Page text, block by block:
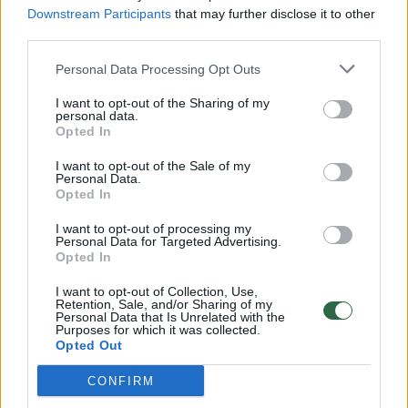
Downstream Participants that may further disclose it to other
Personal Data Processing Opt Outs
I want to opt-out of the Sharing of my
personal data.
Opted In
I want to opt-out of the Sale of my
Personal Data.
Opted In
I want to opt-out of processing my
Personal Data for Targeted Advertising.
Opted In
I want to opt-out of Collection, Use,
Retention, Sale, and/or Sharing of my
Personal Data that Is Unrelated with the
Purposes for which it was collected.
Opted Out
CONFIRM
32 laipsnių šilumos
Žinios | Orai
00:00:59
Nufilmavo, kaip patvino Vilniaus Vakarinis aplinkkelis:
vaizdas pribloškia
„Pagarba pirmajai premjerei“: pasidalijo jautriais
prisiminimais apie Kazimierą Prunskienę
Žinios | Lietuvos diena
Visi įrašai